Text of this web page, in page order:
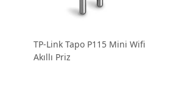
TP-Link Tapo P115 Mini Wifi
Akıllı Priz